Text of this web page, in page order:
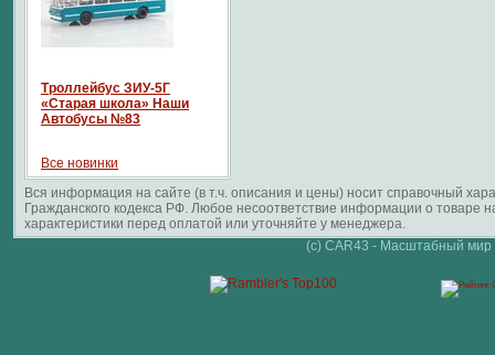
Троллейбус ЗИУ-5Г
«Старая школа» Наши
Автобусы №83
Все новинки
Вся информация на сайте (в т.ч. описания и цены) носит справочный
Гражданского кодекса РФ. Любое несоответствие информации о
характеристики перед оплатой или уточняйте у менеджера.
(c) CAR43 - Масштабный мир